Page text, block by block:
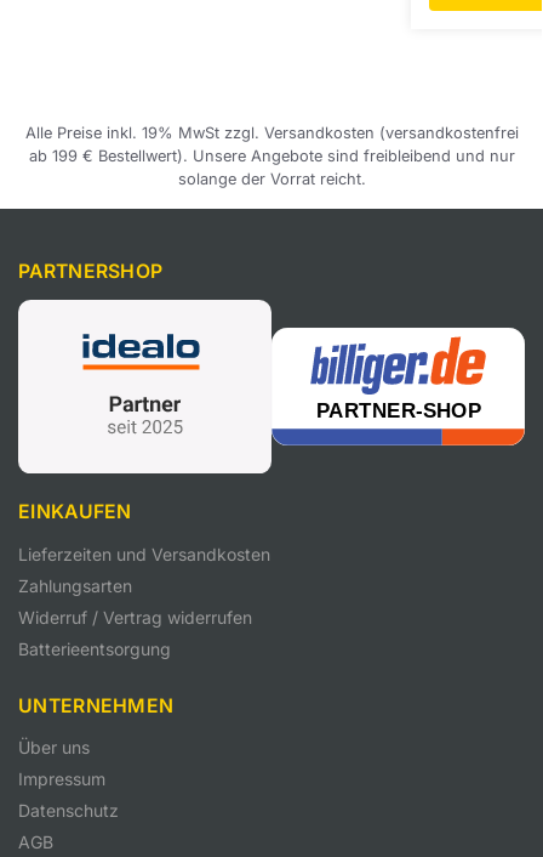
Alle Preise inkl. 19% MwSt zzgl. Versandkosten (versandkostenfrei
ab 199 € Bestellwert). Unsere Angebote sind freibleibend und nur
solange der Vorrat reicht.
PARTNERSHOP
EINKAUFEN
Lieferzeiten und Versandkosten
Zahlungsarten
Widerruf / Vertrag widerrufen
Batterieentsorgung
UNTERNEHMEN
Über uns
Impressum
Datenschutz
AGB